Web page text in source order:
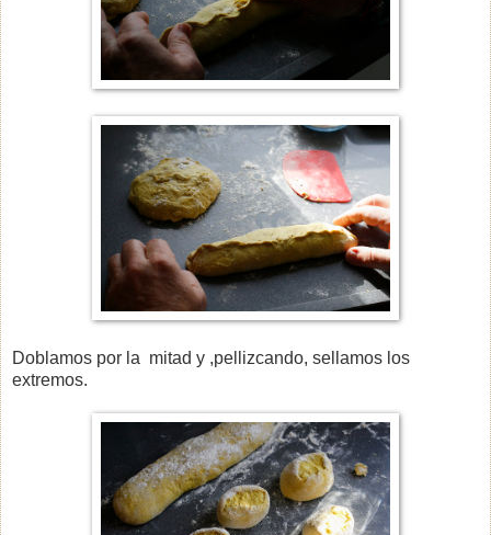
Doblamos por la mitad y ,pellizcando, sellamos los
extremos.